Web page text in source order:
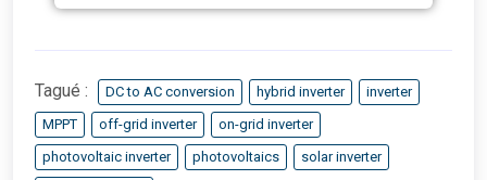
Tagué : DC to AC conversion hybrid inverter
inverter
MPPT
off-grid inverter
on-grid inverter
photovoltaic inverter
photovoltaics
solar inverter